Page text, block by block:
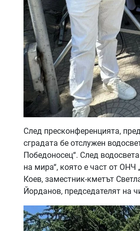
След пресконференцията,
сградата бе отслужен
Победоносец“. След
на мира“, която е част от
Коев, заместник-кметът
Йорданов, председателят на